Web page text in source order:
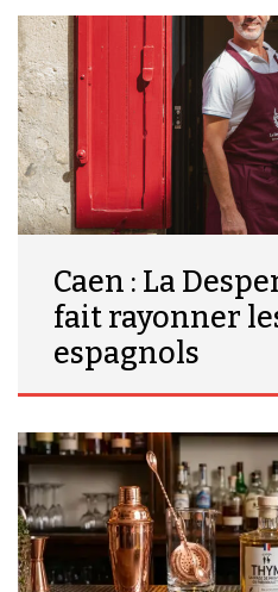
Caen : La
fait rayonner
espagnols